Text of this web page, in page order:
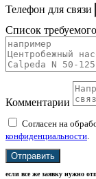
Телефон для связи
Список
Комментарии
Согласен на
конфиденциальности
Отправить
если все же заявку нужно